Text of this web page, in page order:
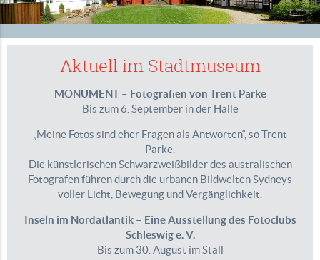
Aktuell im Stadtmuseum
MONUMENT – Fotografien von Trent Parke
Bis zum 6. September in der Halle
„Meine Fotos sind eher Fragen als Antworten“, so Trent
Parke.
Die künstlerischen Schwarzweißbilder des australischen
Fotografen führen durch die urbanen Bildwelten Sydneys
voller Licht, Bewegung und Vergänglichkeit.
Inseln im Nordatlantik – Eine Ausstellung des Fotoclubs
Schleswig e. V.
Bis zum 30. August im Stall